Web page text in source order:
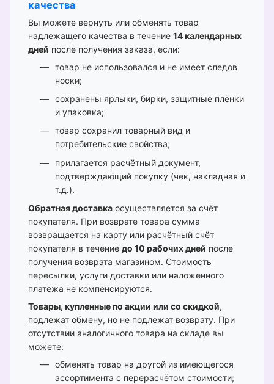
качества
Вы можете вернуть или обменять товар
надлежащего качества в течение 14 календарных
дней после получения заказа, если:
товар не использовался и не имеет следов
носки;
сохранены ярлыки, бирки, защитные плёнки
и упаковка;
товар сохранил товарный вид и
потребительские свойства;
прилагается расчётный документ,
подтверждающий покупку (чек, накладная и
т.д.).
Обратная доставка осуществляется за счёт
покупателя. При возврате товара сумма
возвращается на карту или расчётный счёт
покупателя в течение до 10 рабочих дней после
получения возврата магазином. Стоимость
пересылки, услуги доставки или наложенного
платежа не компенсируются.
Товары, купленные по акции или со скидкой,
подлежат обмену, но не подлежат возврату. При
отсутствии аналогичного товара на складе вы
можете:
обменять товар на другой из имеющегося
ассортимента с перерасчётом стоимости;